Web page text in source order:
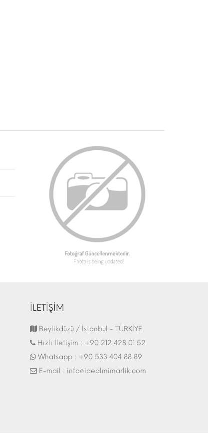
Fuar Stand | 07.10.2017
İLETİŞİM
Beylikdüzü / İstanbul - TÜRKİYE
Hızlı İletişim : +90 212 428 01 52
Whatsapp : +90 533 404 88 89
E-mail : info@idealmimarlik.com